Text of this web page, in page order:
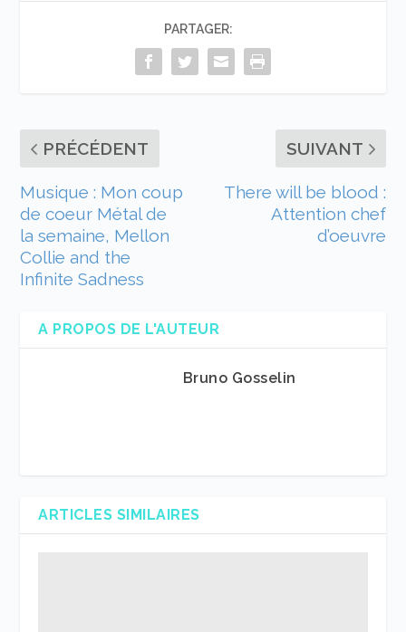
PARTAGER:
PRÉCÉDENT
Musique : Mon coup
de coeur Métal de
la semaine, Mellon
Collie and the
Infinite Sadness
SUIVANT
There will be blood :
Attention chef
d’oeuvre
A PROPOS DE L'AUTEUR
Bruno Gosselin
ARTICLES SIMILAIRES